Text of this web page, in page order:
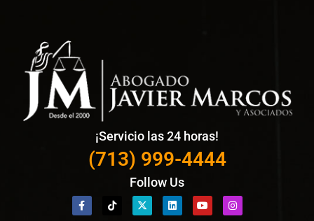
¡Servicio las 24 horas!
(713) 999-4444
Follow Us